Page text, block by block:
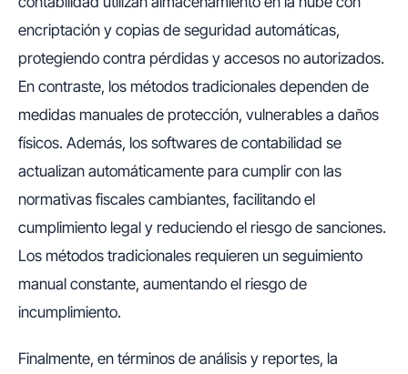
encriptación y copias de seguridad automáticas,
protegiendo contra pérdidas y accesos no autorizados.
En contraste, los métodos tradicionales dependen de
medidas manuales de protección, vulnerables a daños
físicos. Además, los softwares de contabilidad se
actualizan automáticamente para cumplir con las
normativas fiscales cambiantes, facilitando el
cumplimiento legal y reduciendo el riesgo de sanciones.
Los métodos tradicionales requieren un seguimiento
manual constante, aumentando el riesgo de
incumplimiento.
Finalmente, en términos de análisis y reportes, la